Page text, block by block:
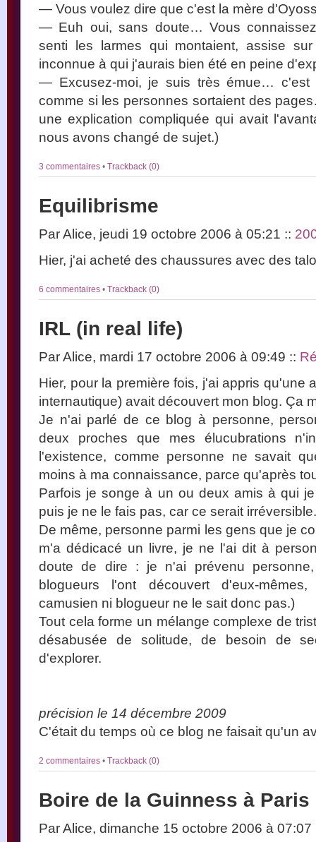
— Vous voulez dire que c'est la mère
— Euh oui, sans doute… Vous
senti les larmes qui montaient, assise
inconnue à qui j'aurais bien été en peine
— Excusez-moi, je suis très émue… c'est
comme si les personnes sortaient des
une explication compliquée qui avait
nous avons changé de sujet.)
3 commentaires • Trackback (0)
Equilibrisme
Par Alice, jeudi 19 octobre 2006 à 05:21 ::
Hier, j'ai acheté des chaussures avec des
6 commentaires • Trackback (0)
IRL (in real life)
Par Alice, mardi 17 octobre 2006 à 09:49 ::
Hier, pour la première fois, j'ai appris qu'une
internautique) avait découvert mon blog. Ça
Je n'ai parlé de ce blog à personne,
deux proches que mes élucubrations
l'existence, comme personne ne savait
moins à ma connaissance, parce qu'après
Parfois je songe à un ou deux amis à qui
puis je ne le fais pas, car ce serait irréversible.
De même, personne parmi les gens que je
m'a dédicacé un livre, je ne l'ai dit à
doute de dire : je n'ai prévenu
blogueurs l'ont découvert d'eux-
camusien ni blogueur ne le sait donc pas.)
Tout cela forme un mélange complexe de
désabusée de solitude, de besoin de
d'explorer.
précision le 14 décembre 2009
C'était du temps où ce blog ne faisait qu'un
2 commentaires • Trackback (0)
Boire de la Guinness à Paris
Par Alice, dimanche 15 octobre 2006 à 07:07